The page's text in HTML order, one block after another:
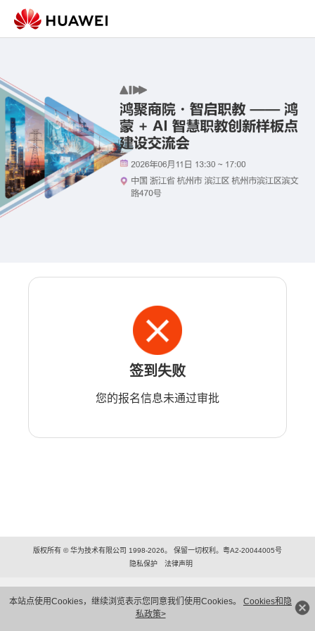
本站点使用Cookies，继续浏览表示您同意我们使用Cookies。 Cookies和隐
私政策>
签到失败
您的报名信息未通过审批
版权所有 © 华为技术有限公司 1998-2026。 保留一切权利。粤A2-20044005号
隐私保护
法律声明